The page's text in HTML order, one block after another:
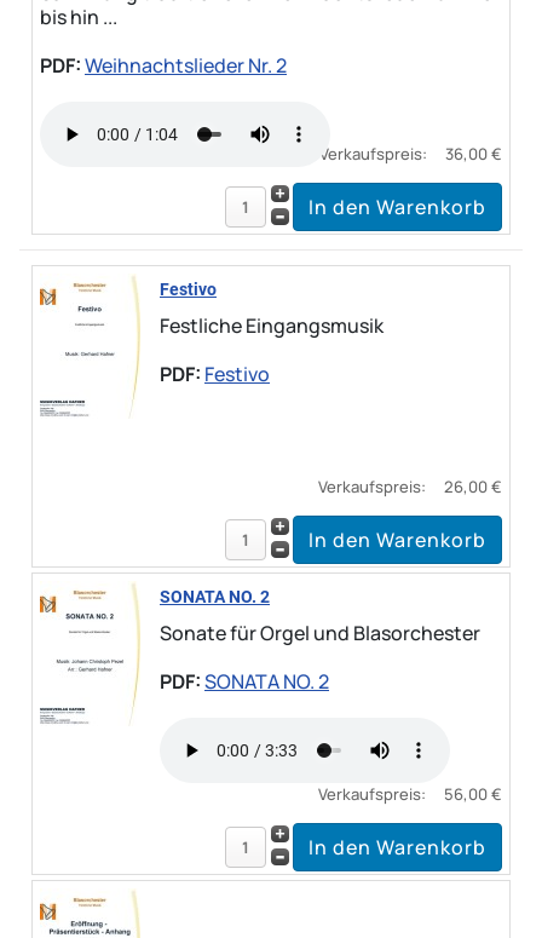
bis hin ...
PDF:Weihnachtslieder Nr. 2
Verkaufspreis: 36,00 €
Festivo
Festliche Eingangsmusik
PDF: Festivo
Verkaufspreis: 26,00 €
SONATA NO. 2
Sonate für Orgel und Blasorchester
PDF:SONATA NO. 2
Verkaufspreis: 56,00 €